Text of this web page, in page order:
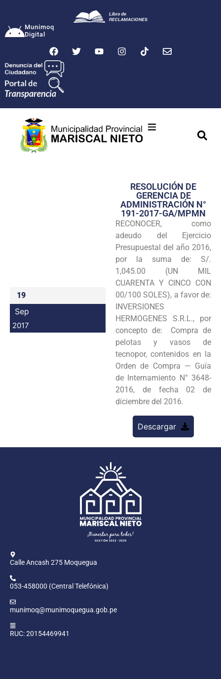
Munimoq
Digital
Transparencia
Seguridad
Programas
Intranet
19
Sep
2017
RESOLUCIÓN DE
GERENCIA DE
ADMINISTRACIÓN N°
191-2017-GA/MPMN
RECONOCER, como
adeudo del Ejercicio
Presupuestal del año 2016,
por la suma de: S/.
1,045.00 (UN MIL
CUARENTA Y CINCO CON
00/100 SOLES), a favor de:
INVERSIONES
HERMOGENES S.R.L., por
concepto de: Compra de
pelotas y vasos de
tecnopor, contenidos en la
Orden de Compra — Guía
de Internamiento N° 3648-
2016, de fecha 02 de
diciembre del 2016.
Descargar
Calle Ancash 275 Moquegua
053-458000 (Central Telefónica)
munimoq@munimoquegua.gob.pe
RUC: 20154469941